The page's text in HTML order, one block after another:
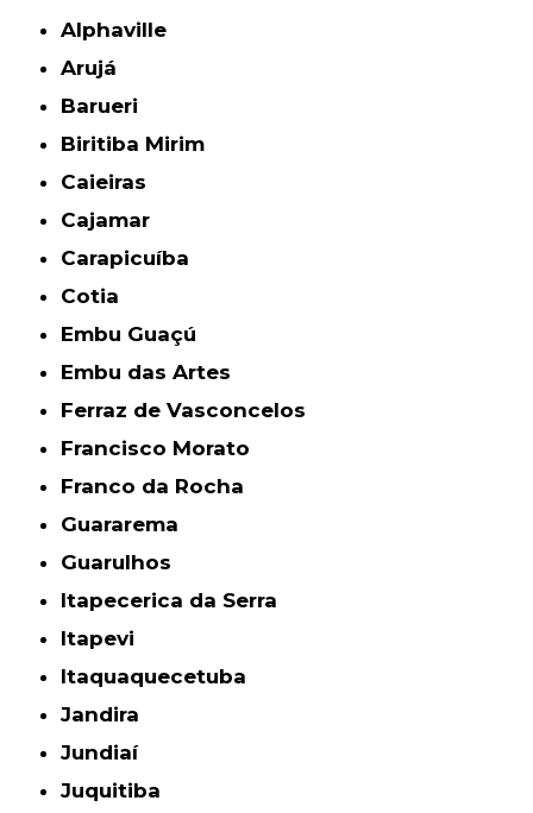
Alphaville
Arujá
Barueri
Biritiba Mirim
Caieiras
Cajamar
Carapicuíba
Cotia
Embu Guaçú
Embu das Artes
Ferraz de Vasconcelos
Francisco Morato
Franco da Rocha
Guararema
Guarulhos
Itapecerica da Serra
Itapevi
Itaquaquecetuba
Jandira
Jundiaí
Juquitiba